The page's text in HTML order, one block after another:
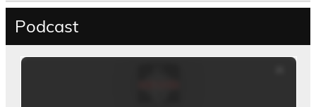
Podcast